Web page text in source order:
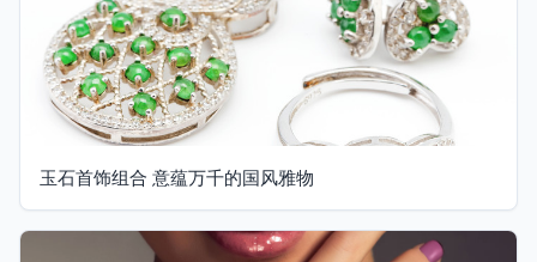
玉石首饰组合 意蕴万千的国风雅物